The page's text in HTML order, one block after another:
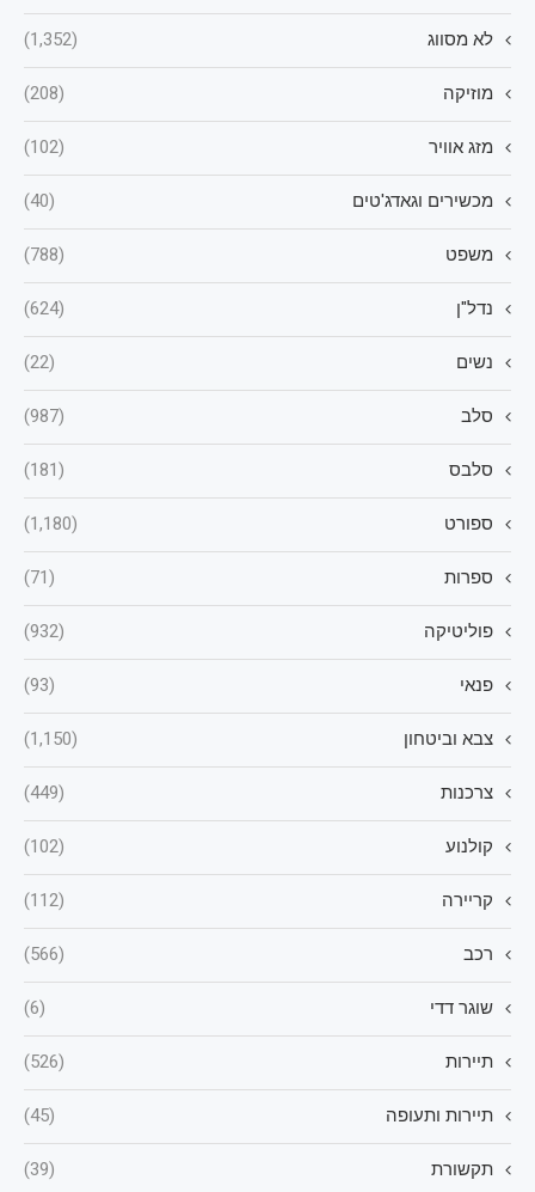
לא מסווג (1,352)
מוזיקה (208)
מזג אוויר (102)
מכשירים וגאדג'טים (40)
משפט (788)
נדל"ן (624)
נשים (22)
סלב (987)
סלבס (181)
ספורט (1,180)
ספרות (71)
פוליטיקה (932)
פנאי (93)
צבא וביטחון (1,150)
צרכנות (449)
קולנוע (102)
קריירה (112)
רכב (566)
שוגר דדי (6)
תיירות (526)
תיירות ותעופה (45)
תקשורת (39)